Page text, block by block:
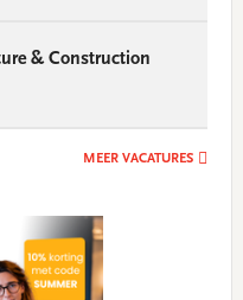
& Construction
MEER VACATURES